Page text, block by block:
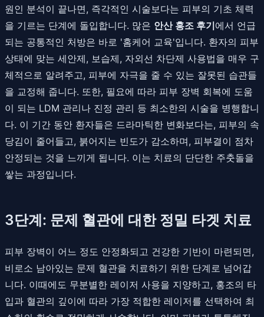
원인 분석이 끝나면, 즉각적인 시술보다는 피부의 기초 체력
을 기르는 단계에 돌입합니다. 많은 안산 홍조 후기에서 언급
되는 공통적인 처방은 바로 '홈케어 교육'입니다. 환자의 피부
상태에 맞는 세안제, 보습제, 자외선 차단제 사용법을 매우 구
체적으로 알려주고, 피부에 자극을 줄 수 있는 잘못된 습관들
을 교정해 줍니다. 또한, 필요에 따라 피부 장벽 회복에 도움
이 되는 LDM 관리나 진정 관리 등 최소한의 시술을 병행합니
다. 이 기간 동안 환자들은 드라마틱한 변화보다는, 피부의 속
당김이 줄어들고, 붉어지는 빈도가 감소하며, 피부결이 점차
안정되는 것을 느끼게 됩니다. 이는 치료의 단단한 주춧돌을
쌓는 과정입니다.
3단계: 문제 혈관에 대한 정밀 타겟 치료
피부 장벽이 어느 정도 안정화되고 건강한 기반이 마련되면,
비로소 남아있는 문제 혈관을 치료하기 위한 단계로 넘어갑
니다. 이때에도 무분별한 레이저 사용을 지양하고, 홍조의 타
입과 혈관의 깊이에 따라 가장 적합한 레이저를 선택하여 최